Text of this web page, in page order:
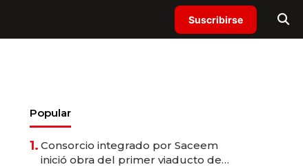
Suscribirse
Popular
1. Consorcio integrado por Saceem
inició obra del primer viaducto de